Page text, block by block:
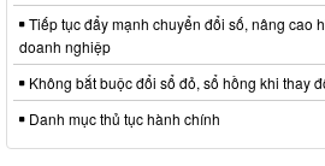
Tiếp tục đẩy mạnh chuyển đổi số, nâng cao
doanh nghiệp
Không bắt buộc đổi sổ đỏ, sổ hồng khi thay
Danh mục thủ tục hành chính